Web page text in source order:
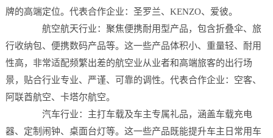
牌的高端定位。代表合作企业：圣罗兰、KENZO、爱彼。
航空航天行业：聚焦便携耐用型产品，包含折叠伞、旅
行收纳包、便携数码产品等。这一些产品体积小、重量轻、耐用
性高，非常适配频繁出差的航空业从业者和高端旅客的出行场
景，贴合行业专业、严谨、可靠的调性。代表合作企业：空客、
阿联酋航空、卡塔尔航空。
汽车行业：主打车载及车主专属礼品，涵盖车载充电
器、定制闹钟、桌面台灯等。这一些产品既能提升车主日常用车